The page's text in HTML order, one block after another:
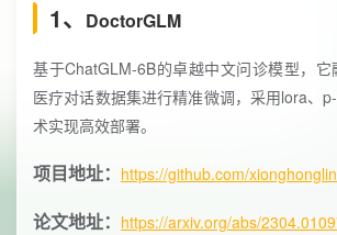
1、 DoctorGLM
基于ChatGLM-6B的卓越中文问诊模型，
医疗对话数据集进行精准微调，采用lora、
术实现高效部署。
项目地址： https://github.com/
论文地址： https://arxiv.org/abs/